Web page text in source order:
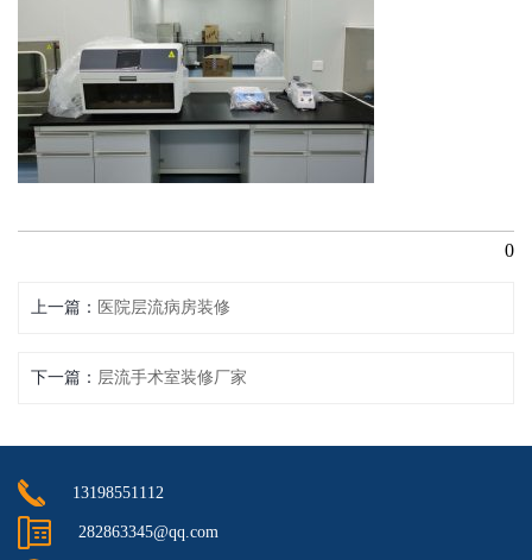
0
上一篇 医院层流病房装修
下一篇 层流手术室装修厂家
13198551112
282863345@qq.com